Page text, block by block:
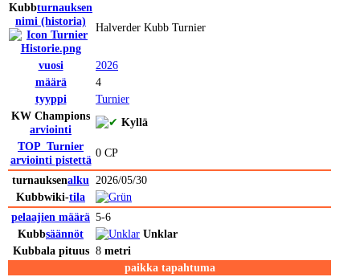
Kubbturnauksen
nimi (historia) Halverder Kubb Turnier
vuosi
2026
määrä
4
tyyppi
Turnier
KW Champions
arviointi
Kyllä
TOP_Turnier
arviointi pistettä
0 CP
turnauksenalku 2026/05/30
Kubbwiki-tila
pelaajien määrä 5-6
Kubbsäännöt
Unklar
Kubbala pituus 8 metri
paikka tapahtuma